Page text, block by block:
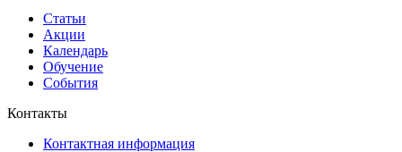
Статьи
Акции
Календарь
Обучение
События
Контакты
Контактная информация